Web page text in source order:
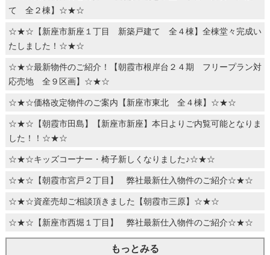
て 全２棟】☆★☆
☆★☆【新座市新座１丁目 新築戸建て 全４棟】全棟堂々完成い
たしました！☆★☆
☆★☆最新物件のご紹介！【朝霞市根岸台２４期 フリープラン対
応売地 全９区画】☆★☆
☆★☆価格改定物件のご案内【新座市東北 全４棟】☆★☆
☆★☆【朝霞市田島】【新座市新座】本日よりご内覧可能となりま
した！！☆★☆
☆★☆キッズコーナー・椅子新しくなりました♪☆★☆
☆★☆【朝霞市宮戸２丁目】 弊社最新仕入物件のご紹介☆★☆
☆★☆資産売却ご相談頂きました【朝霞市三原】☆★☆
☆★☆【新座市西堀１丁目】 弊社最新仕入物件のご紹介☆★☆
もっとみる